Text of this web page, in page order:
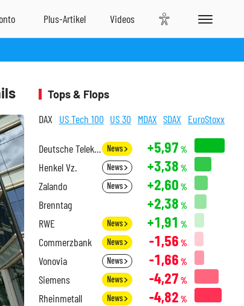
Tops & Flops
DAX US Tech 100 US 30 MDAX SDAX EuroStoxx
Deutsche Telekom News +5,97 %
Henkel Vz. News +3,38 %
Zalando News +2,60 %
Brenntag +2,38 %
RWE News +1,91 %
Commerzbank News -1,56 %
Vonovia News -1,66 %
Siemens News -4,27 %
Rheinmetall News -4,82 %